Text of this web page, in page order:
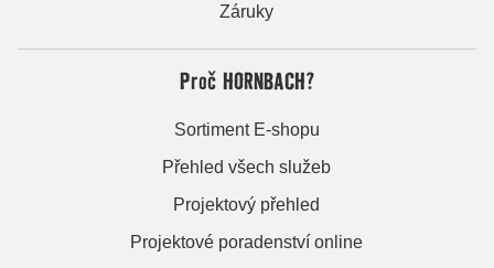
Záruky
Proč HORNBACH?
Sortiment E-shopu
Přehled všech služeb
Projektový přehled
Projektové poradenství online